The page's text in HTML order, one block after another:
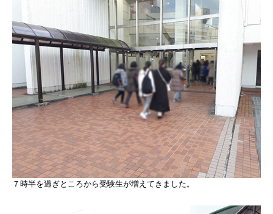
７時半を過ぎところから受験生が増えてきました。